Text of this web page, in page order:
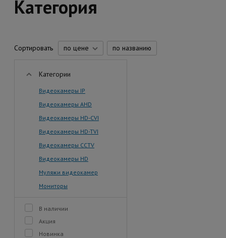
Категория
Сортировать по цене по названию
Категории
Видеокамеры IP
Видеокамеры AHD
Видеокамеры HD-CVI
Видеокамеры HD-TVI
Видеокамеры CCTV
Видеокамеры HD
Муляжи видеокамер
Мониторы
В наличии
Акция
Новинка